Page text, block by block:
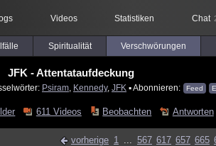
Videos Statistiken Chat
Spiritualität Verschwörungen
JFK - Attentataufdeckung
Psiram Kennedy, JFK ▪ Abonnieren: Feed
611 Videos Beobachten Antworten
vorherige 1 ... 567 617 657 665